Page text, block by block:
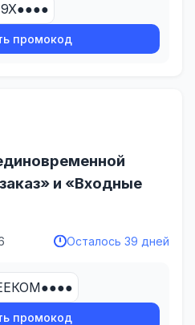
промокод
и «Входные
Осталось 39 дней
промокод